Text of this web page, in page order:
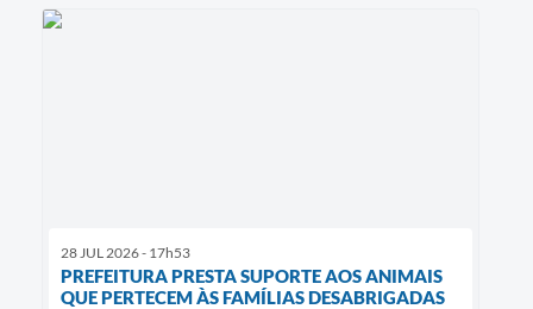
28 JUL 2026 - 17h53
PREFEITURA PRESTA SUPORTE AOS ANIMAIS
QUE PERTECEM ÀS FAMÍLIAS DESABRIGADAS